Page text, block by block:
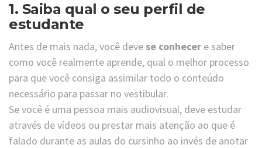
1. Saiba qual o seu perfil de
estudante
Antes de mais nada, você deve se conhecer e saber
como você realmente aprende, qual o melhor processo
para que você consiga assimilar todo o conteúdo
necessário para passar no vestibular.
Se você é uma pessoa mais audiovisual, deve estudar
através de vídeos ou prestar mais atenção ao que é
falado durante as aulas do cursinho ao invés de anotar